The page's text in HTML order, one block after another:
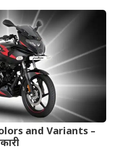
and Variants –